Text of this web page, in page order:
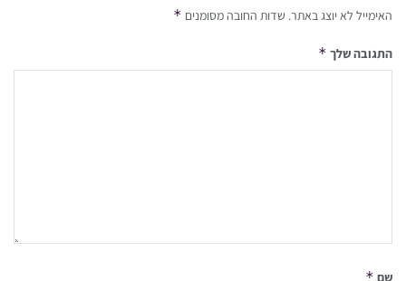
האימייל לא יוצג באתר. שדות החובה מסומנים *
התגובה שלך *
שם *